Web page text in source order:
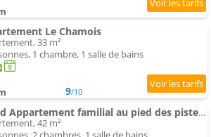
Le Chamois
33 m²
1 chambre, 1 salle de bains
9/10
Grand Appartement familial au pied des pistes pour 8 personnes - FR-1-342-150
42 m²